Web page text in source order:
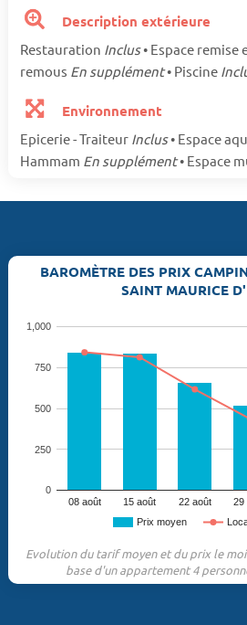
Description extérieure
Restauration Inclus• Espace remise
remous En supplément• Piscine
Environnement
Epicerie - Traiteur Inclus• Espace
Hammam En supplément• Espace
BAROMÈTRE DES PRIX
SAINT MAURICE
Prix moyen
08 août 15 août 22 août 29
0
250
500
750
1,000
Evolution du tarif moyen et du prix le
base d'un appartement 4